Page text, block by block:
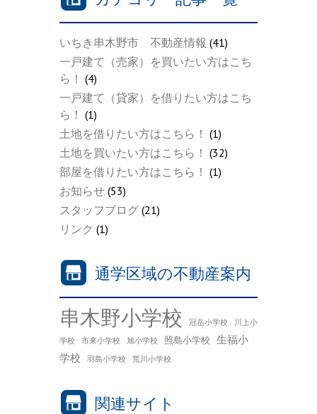
いちき串木野市 不動産情報 (41)
一戸建て（売家）を買いたい方はこち
ら！ (4)
一戸建て（貸家）を借りたい方はこち
ら！ (1)
土地を借りたい方はこちら！ (1)
土地を買いたい方はこちら！ (32)
部屋を借りたい方はこちら！ (1)
お知らせ (53)
スタッフブログ (21)
リンク (1)
通学区域の不動産案内
串木野小学校 冠岳小学校
川上小
学校
市来小学校 旭小学校 照島小学校 生福小
学校
羽島小学校 荒川小学校
関連サイト